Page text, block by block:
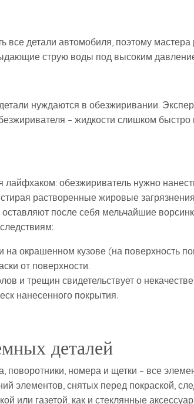
все детали автомобиля, поэтому мастера
струю воды под высоким
нуждаются в обезжиривании.
– жидкости слишком
обезжириватель нужно
растворенные жировые
после себя мельчайшие
на окрашенном кузове (на поверхность
от поверхности.
и трещин свидетельствует о
нанесенного покрытия.
деталей
поворотники, номера и щетки – все
элементов, снятых перед покраской,
или газетой, как и стеклянные